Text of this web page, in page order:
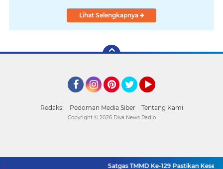
Lihat Selengkapnya
Redaksi Pedoman Media Siber Tentang Kami
Satgas TMMD Ke-129 Pastikan
Copyright © 2026 Diva News Radio